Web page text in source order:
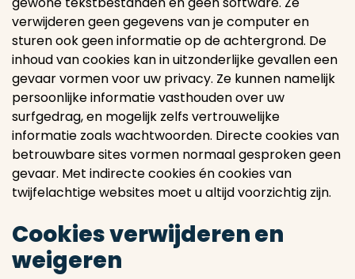
verwijderen geen gegevens van je computer en
sturen ook geen informatie op de achtergrond. De
inhoud van cookies kan in uitzonderlijke gevallen een
gevaar vormen voor uw privacy. Ze kunnen namelijk
persoonlijke informatie vasthouden over uw
surfgedrag, en mogelijk zelfs vertrouwelijke
informatie zoals wachtwoorden. Directe cookies van
betrouwbare sites vormen normaal gesproken geen
gevaar. Met indirecte cookies én cookies van
twijfelachtige websites moet u altijd voorzichtig zijn.
Cookies verwijderen en
weigeren